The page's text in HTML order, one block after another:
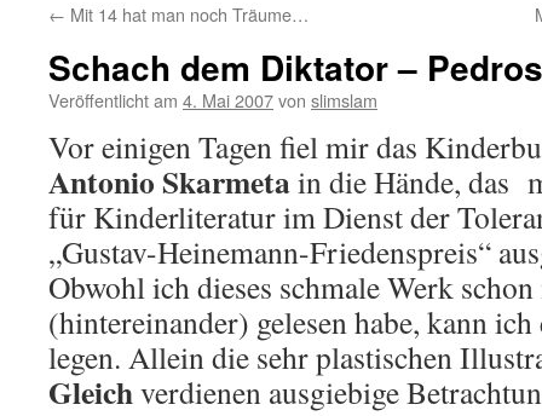
← Mit 14 hat man noch Träume…
Schach dem Diktator –
Veröffentlicht am 4. Mai 2007von slimslam
Vor einigen Tagen fiel mir das
Antonio Skarmetain die Hände, das
für Kinderliteratur im Dienst der
„Gustav-Heinemann-Friedenspreis“
Obwohl ich dieses schmale Werk
(hintereinander) gelesen habe, kann
legen. Allein die sehr plastischen
Gleichverdienen ausgiebige